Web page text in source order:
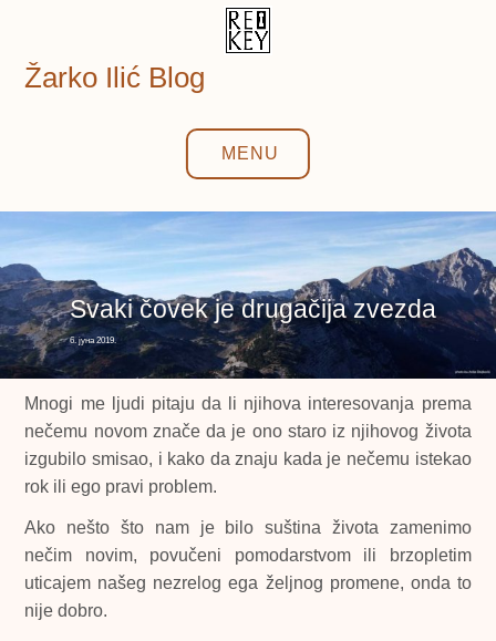
content
Žarko Ilić Blog
MENU
Svaki čovek je drugačija zvezda
6. јуна 2019.
Mnogi me ljudi pitaju da li njihova interesovanja prema
nečemu novom znače da je ono staro iz njihovog života
izgubilo smisao, i kako da znaju kada je nečemu istekao
rok ili ego pravi problem.
Ako nešto što nam je bilo suština života zamenimo
nečim novim, povučeni pomodarstvom ili brzopletim
uticajem našeg nezrelog ega željnog promene, onda to
nije dobro.